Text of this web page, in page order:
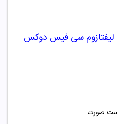
سی فیس دوکس
صورت